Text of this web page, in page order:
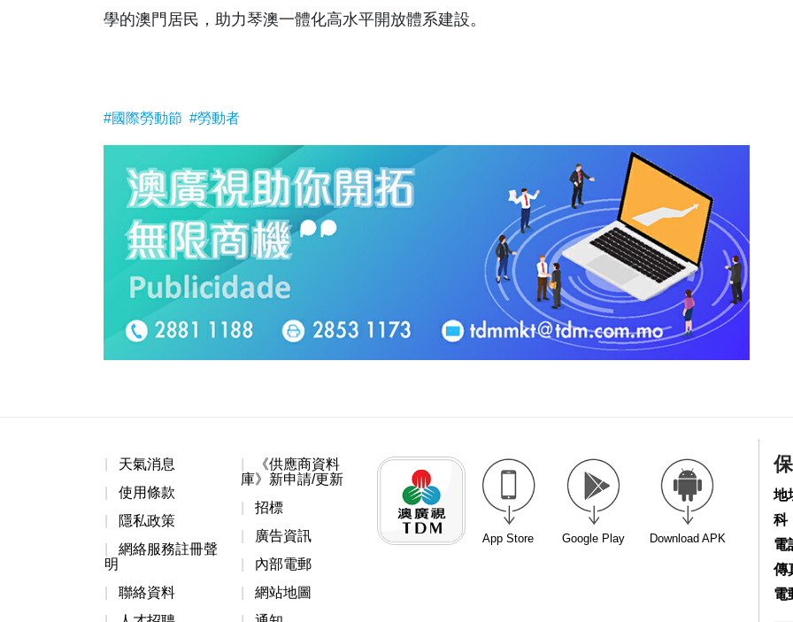
學的澳門居民，助力琴澳一體化高水平開放體系建設。
#國際勞動節 #勞動者
天氣消息
使用條款
隱私政策
網絡服務註冊聲
明
聯絡資料
《供應商資料
庫》新申請/更新
招標
廣告資訊
內部電郵
網站地圖
App Store Google Play Download APK
地
科
電
傳
電